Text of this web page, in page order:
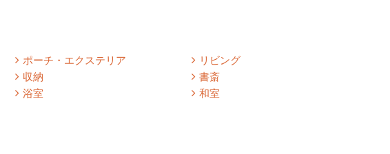
ポーチ・エクステリア
リビング
収納
書斎
浴室 和室